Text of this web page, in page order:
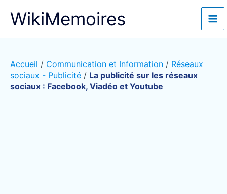
WikiMemoires
Accueil / Communication et Information / Réseaux
sociaux - Publicité / La publicité sur les réseaux
sociaux : Facebook, Viadéo et Youtube